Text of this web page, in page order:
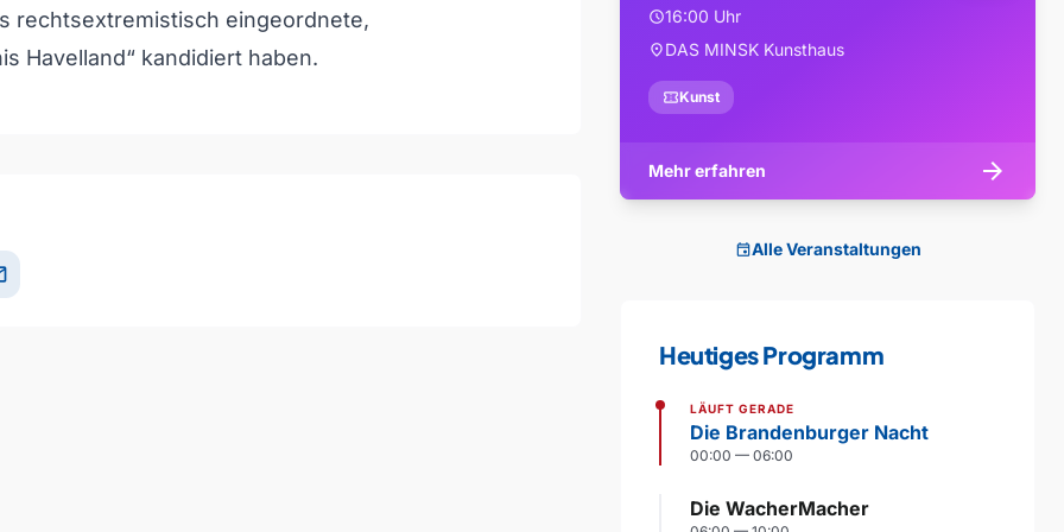
rechtsextremistisch eingeordnete,
Havelland“ kandidiert haben.
schedule16:00 Uhr
location_onDAS MINSK Kunsthaus
confirmation_numberKunst
Mehr erfahren arrow_forward
eventAlle Veranstaltungen
Heutiges Programm
LÄUFT GERADE
Die Brandenburger Nacht
00:00 — 06:00
Die WacherMacher